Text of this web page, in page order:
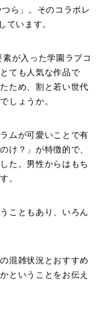
ら」。そのコラボレ
ています。
素が入った学園ラブコ
ても人気な作品で
ため、割と若い世代
しょうか。
ムが可愛いことで有
け？」が特徴的で、
た。男性からはもち
。
こともあり、いろん
混雑状況とおすすめ
ということをお伝え